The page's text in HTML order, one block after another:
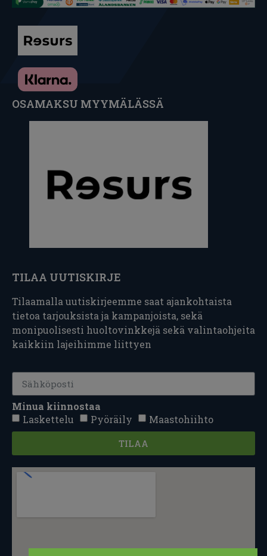
OSAMAKSU MYYMÄLÄSSÄ
TILAA UUTISKIRJE
Tilaamalla uutiskirjeemme saat ajankohtaista
tietoa tarjouksista ja kampanjoista, sekä
monipuolisesti huoltovinkkejä sekä valintaohjeita
kaikkiin lajeihimme liittyen
Minua kiinnostaa
Laskettelu
Pyöräily Maastohiihto
TILAA